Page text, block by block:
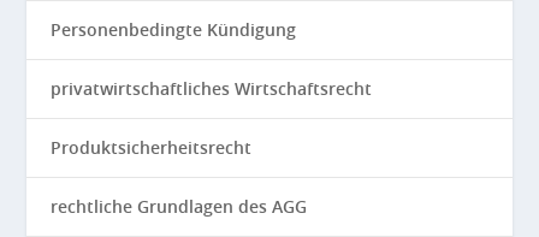
Personenbedingte Kündigung
privatwirtschaftliches Wirtschaftsrecht
Produktsicherheitsrecht
rechtliche Grundlagen des AGG